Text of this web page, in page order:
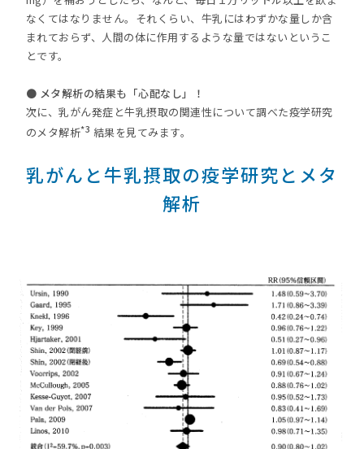
なくてはなりません。それくらい、牛乳にはわずかな量しか含
まれておらず、人間の体に作用するような量ではないというこ
とです。
● メタ解析の結果も「心配なし」！
次に、乳がん発症と牛乳摂取の関連性について調べた疫学研究
のメタ解析*3 結果を見てみます。
乳がんと牛乳摂取の疫学研究とメタ
解析